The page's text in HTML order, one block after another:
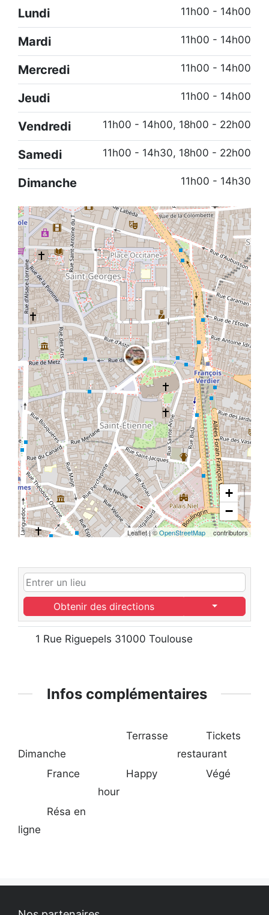
Lundi 11h00 - 14h00
Mardi 11h00 - 14h00
Mercredi 11h00 - 14h00
Jeudi 11h00 - 14h00
Vendredi 11h00 - 14h00, 18h00 - 22h00
Samedi 11h00 - 14h30, 18h00 - 22h00
Dimanche 11h00 - 14h30
+
−
Leaflet|©OpenStreetMap contributors
Obtenir des directions
1 Rue Riguepels 31000 Toulouse
Infos complémentaires
Dimanche
Terrasse
Tickets
restaurant
France
Happy
hour
Végé
Résa en
ligne